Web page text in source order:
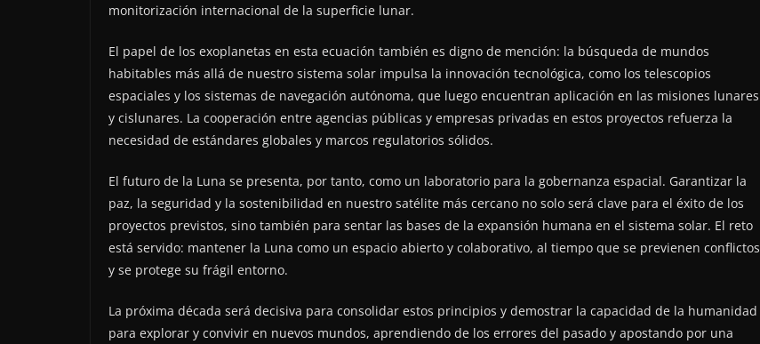
monitorización internacional de la superficie lunar.
El papel de los exoplanetas en esta ecuación también es digno de mención: la búsqueda de mundos
habitables más allá de nuestro sistema solar impulsa la innovación tecnológica, como los telescopios
espaciales y los sistemas de navegación autónoma, que luego encuentran aplicación en las misiones lunares
y cislunares. La cooperación entre agencias públicas y empresas privadas en estos proyectos refuerza la
necesidad de estándares globales y marcos regulatorios sólidos.
El futuro de la Luna se presenta, por tanto, como un laboratorio para la gobernanza espacial. Garantizar la
paz, la seguridad y la sostenibilidad en nuestro satélite más cercano no solo será clave para el éxito de los
proyectos previstos, sino también para sentar las bases de la expansión humana en el sistema solar. El reto
está servido: mantener la Luna como un espacio abierto y colaborativo, al tiempo que se previenen conflictos
y se protege su frágil entorno.
La próxima década será decisiva para consolidar estos principios y demostrar la capacidad de la humanidad
para explorar y convivir en nuevos mundos, aprendiendo de los errores del pasado y apostando por una